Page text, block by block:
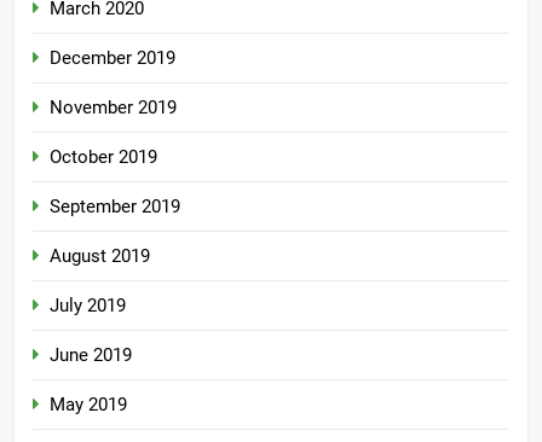
March 2020
December 2019
November 2019
October 2019
September 2019
August 2019
July 2019
June 2019
May 2019